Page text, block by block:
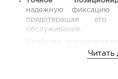
надежную фиксацию
предотвращая
обслуживания.
для двигателей 2.8
Читать